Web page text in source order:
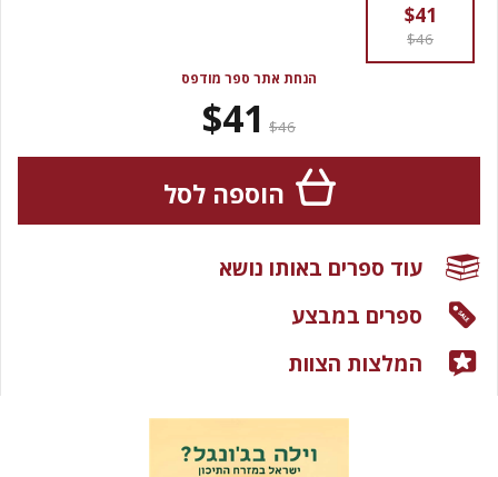
$41
$46
הנחת אתר ספר מודפס
$46
$41
הוספה לסל
עוד ספרים באותו נושא
ספרים במבצע
המלצות הצוות